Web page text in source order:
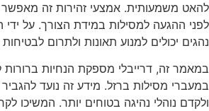
משמעותית. אמצעי זהירות זה מאפשר
ההגעה למסילות במידת הצורך. על ידי
יכולים למנוע תאונות ולתרום לבטיחות
זה, דרייבלי מספקת הנחיות ברורות
מסילות ברזל. מידע זה נועד להגביר
נוהלי נהיגה בטוחים יותר. המשיכו